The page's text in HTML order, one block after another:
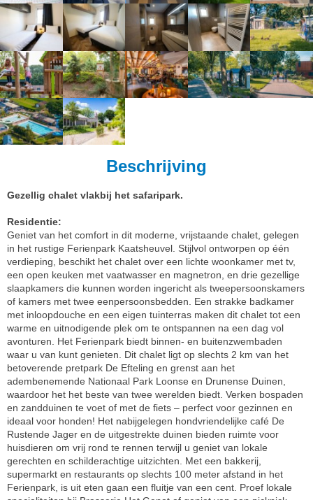
Beschrijving
Gezellig chalet vlakbij het safaripark.
Residentie:
Geniet van het comfort in dit moderne, vrijstaande chalet, gelegen
in het rustige Ferienpark Kaatsheuvel. Stijlvol ontworpen op één
verdieping, beschikt het chalet over een lichte woonkamer met tv,
een open keuken met vaatwasser en magnetron, en drie gezellige
slaapkamers die kunnen worden ingericht als tweepersoonskamers
of kamers met twee eenpersoonsbedden. Een strakke badkamer
met inloopdouche en een eigen tuinterras maken dit chalet tot een
warme en uitnodigende plek om te ontspannen na een dag vol
avonturen. Het Ferienpark biedt binnen- en buitenzwembaden
waar u van kunt genieten. Dit chalet ligt op slechts 2 km van het
betoverende pretpark De Efteling en grenst aan het
adembenemende Nationaal Park Loonse en Drunense Duinen,
waardoor het het beste van twee werelden biedt. Verken bospaden
en zandduinen te voet of met de fiets – perfect voor gezinnen en
ideaal voor honden! Het nabijgelegen hondvriendelijke café De
Rustende Jager en de uitgestrekte duinen bieden ruimte voor
huisdieren om vrij rond te rennen terwijl u geniet van lokale
gerechten en schilderachtige uitzichten. Met een bakkerij,
supermarkt en restaurants op slechts 100 meter afstand in het
Ferienpark, is uit eten gaan een fluitje van een cent. Proef lokale